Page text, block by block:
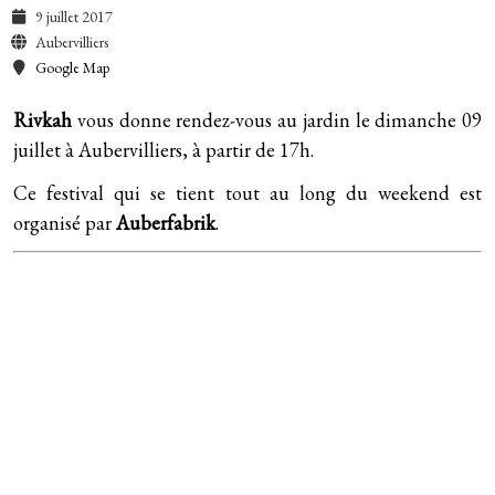
9 juillet 2017
Aubervilliers
Google Map
Rivkah vous donne rendez-vous au jardin le dimanche 09
juillet à Aubervilliers, à partir de 17h.
Ce festival qui se tient tout au long du weekend est
organisé parAuberfabrik.